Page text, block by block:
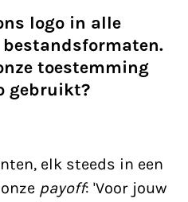
logo in alle
toestemming
gebruikt?
elk steeds in een
payoff: 'Voor jouw